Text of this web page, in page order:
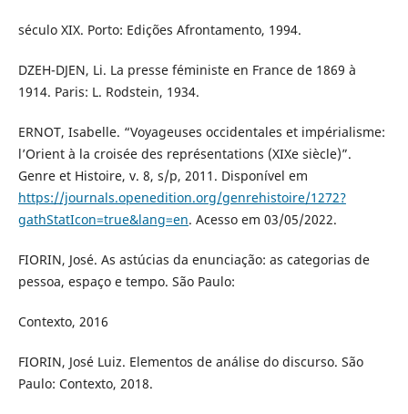
século XIX. Porto: Edições Afrontamento, 1994.
DZEH-DJEN, Li. La presse féministe en France de 1869 à
1914. Paris: L. Rodstein, 1934.
ERNOT, Isabelle. “Voyageuses occidentales et impérialisme:
l’Orient à la croisée des représentations (XIXe siècle)”.
Genre et Histoire, v. 8, s/p, 2011. Disponível em
https://journals.openedition.org/genrehistoire/1272?
gathStatIcon=true&lang=en. Acesso em 03/05/2022.
FIORIN, José. As astúcias da enunciação: as categorias de
pessoa, espaço e tempo. São Paulo:
Contexto, 2016
FIORIN, José Luiz. Elementos de análise do discurso. São
Paulo: Contexto, 2018.